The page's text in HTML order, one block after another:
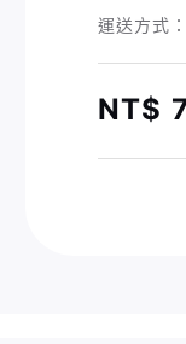
運送方式
NT$